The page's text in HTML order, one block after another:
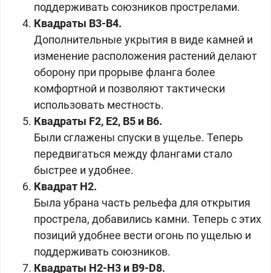
поддерживать союзников прострелами.
Квадраты В3-В4.
Дополнительные укрытия в виде камней и
изменение расположения растений делают
оборону при прорыве фланга более
комфортной и позволяют тактически
использовать местность.
Квадраты F2, E2, B5 и B6.
Были сглажены спуски в ущелье. Теперь
передвигаться между флангами стало
быстрее и удобнее.
Квадрат H2.
Была убрана часть рельефа для открытия
прострела, добавились камни. Теперь с этих
позиций удобнее вести огонь по ущелью и
поддерживать союзников.
Квадраты H2-H3 и B9-D8.